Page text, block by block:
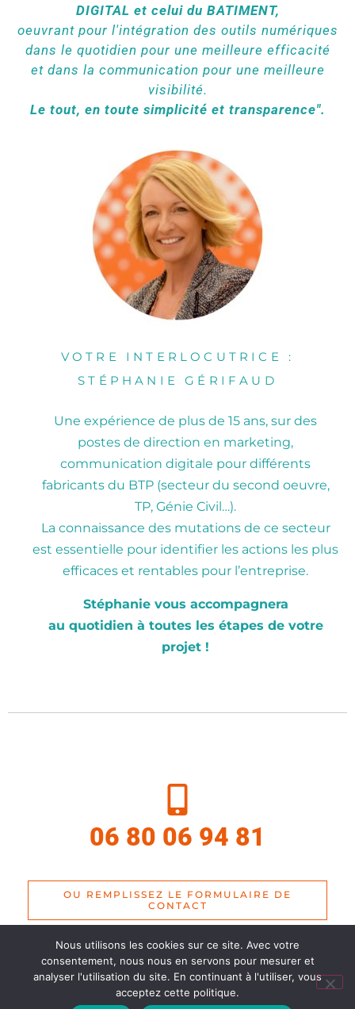
DIGITAL et celui du BATIMENT,
oeuvrant pour l'intégration des outils numériques
dans le quotidien pour une meilleure efficacité
et dans la communication pour une meilleure
visibilité.
Le tout, en toute simplicité et transparence".
VOTRE INTERLOCUTRICE :
STÉPHANIE GÉRIFAUD
Une expérience de plus de 15 ans, sur des
postes de direction en marketing,
communication digitale pour différents
fabricants du BTP (secteur du second oeuvre,
TP, Génie Civil…).
La connaissance des mutations de ce secteur
est essentielle pour identifier les actions les plus
efficaces et rentables pour l’entreprise.
Stéphanie vous accompagnera
au quotidien à toutes les étapes de votre
projet !
06 80 06 94 81
OU REMPLISSEZ LE FORMULAIRE DE
CONTACT
Nous utilisons les cookies sur ce site. Avec votre
consentement, nous nous en servons pour mesurer et
analyser l'utilisation du site. En continuant à l'utiliser, vous
acceptez cette politique.